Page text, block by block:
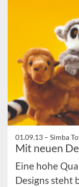
01.09.13 – Simba
Mit neuen
Eine hohe
Designs steht